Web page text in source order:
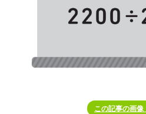
この記事の画像